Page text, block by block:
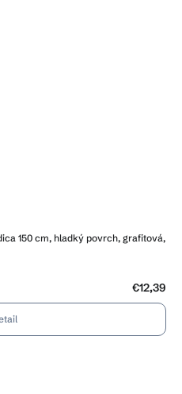
150 cm, hladký povrch, grafitová,
€12,39